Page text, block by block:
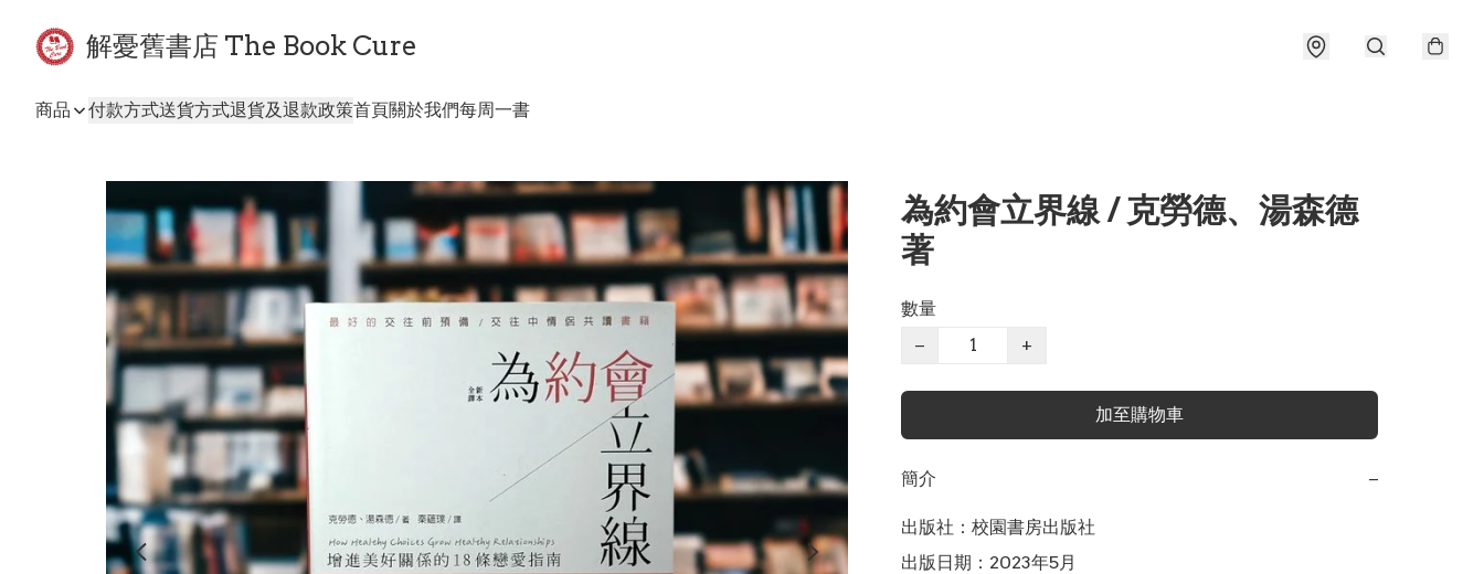
解憂舊書店 The Book Cure
商品 付款方式送貨方式退貨及退款政策首頁關於我們每周一書
為約會立界線 / 克勞德、湯森德
著
數量
−
+
加至購物車
簡介 −
出版社：校園書房出版社
出版日期：2023年5月